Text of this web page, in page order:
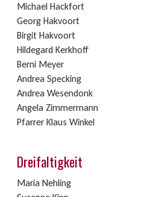
Michael Hackfort
Georg Hakvoort
Birgit Hakvoort
Hildegard Kerkhoff
Berni Meyer
Andrea Specking
Andrea Wesendonk
Angela Zimmermann
Pfarrer Klaus Winkel
Dreifaltigkeit
Maria Nehling